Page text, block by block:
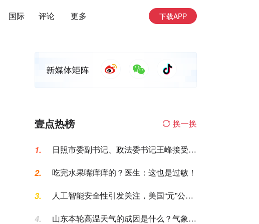
国际 评论 更多 下载APP
壹点热榜 换一换
1.
日照市委副书记、政法委书记王峰接受纪
2.
吃完水果嘴痒痒的？医生：这也是过敏！
3.
人工智能安全性引发关注，美国“元”公司
4.
山东本轮高温天气的成因是什么？气象专